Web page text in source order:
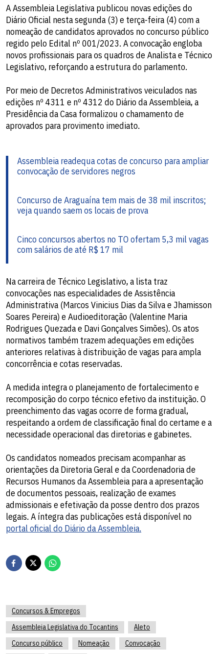
A Assembleia Legislativa publicou novas edições do
Diário Oficial nesta segunda (3) e terça-feira (4) com a
nomeação de candidatos aprovados no concurso público
regido pelo Edital nº 001/2023. A convocação engloba
novos profissionais para os quadros de Analista e Técnico
Legislativo, reforçando a estrutura do parlamento.
Por meio de Decretos Administrativos veiculados nas
edições nº 4311 e nº 4312 do Diário da Assembleia, a
Presidência da Casa formalizou o chamamento de
aprovados para provimento imediato.
Assembleia readequa cotas de concurso para ampliar
convocação de servidores negros
Concurso de Araguaína tem mais de 38 mil inscritos;
veja quando saem os locais de prova
Cinco concursos abertos no TO ofertam 5,3 mil vagas
com salários de até R$ 17 mil
Na carreira de Técnico Legislativo, a lista traz
convocações nas especialidades de Assistência
Administrativa (Marcos Vinicius Dias da Silva e Jhamisson
Soares Pereira) e Audioeditoração (Valentine Maria
Rodrigues Quezada e Davi Gonçalves Simões). Os atos
normativos também trazem adequações em edições
anteriores relativas à distribuição de vagas para ampla
concorrência e cotas reservadas.
A medida integra o planejamento de fortalecimento e
recomposição do corpo técnico efetivo da instituição. O
preenchimento das vagas ocorre de forma gradual,
respeitando a ordem de classificação final do certame e a
necessidade operacional das diretorias e gabinetes.
Os candidatos nomeados precisam acompanhar as
orientações da Diretoria Geral e da Coordenadoria de
Recursos Humanos da Assembleia para a apresentação
de documentos pessoais, realização de exames
admissionais e efetivação da posse dentro dos prazos
legais. A íntegra das publicações está disponível no
portal oficial do Diário da Assembleia.
Concursos & Empregos
Assembleia Legislativa do Tocantins
Aleto
Concurso público
Nomeação
Convocação